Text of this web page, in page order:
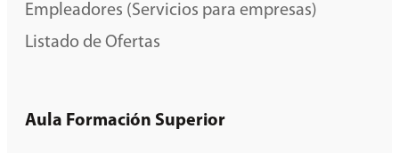
Empleadores (Servicios para empresas)
Listado de Ofertas
Aula Formación Superior